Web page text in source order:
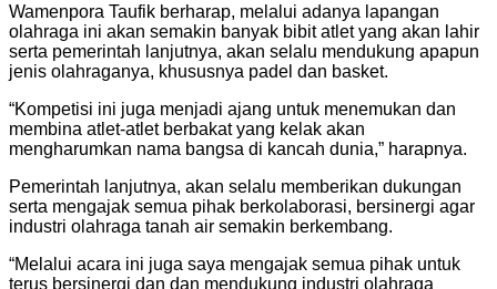
Wamenpora Taufik berharap, melalui adanya lapangan
olahraga ini akan semakin banyak bibit atlet yang akan lahir
serta pemerintah lanjutnya, akan selalu mendukung apapun
jenis olahraganya, khususnya padel dan basket.
“Kompetisi ini juga menjadi ajang untuk menemukan dan
membina atlet-atlet berbakat yang kelak akan
mengharumkan nama bangsa di kancah dunia,” harapnya.
Pemerintah lanjutnya, akan selalu memberikan dukungan
serta mengajak semua pihak berkolaborasi, bersinergi agar
industri olahraga tanah air semakin berkembang.
“Melalui acara ini juga saya mengajak semua pihak untuk
terus bersinergi dan dan mendukung industri olahraga